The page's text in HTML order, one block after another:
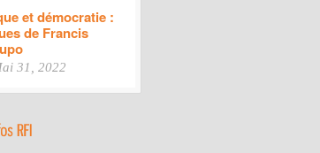
et démocratie :
de Francis
31, 2022